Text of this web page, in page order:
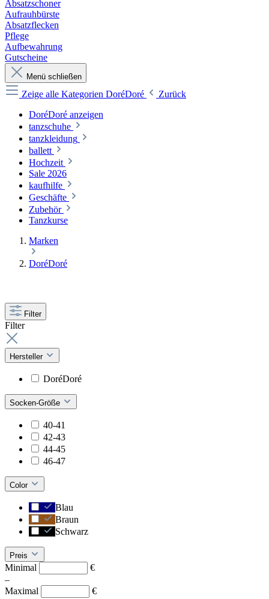
Absatzschoner
Aufrauhbürste
Absatzflecken
Pflege
Aufbewahrung
Gutscheine
Menü schließen
Zeige alle Kategorien DoréDoré
Zurück
DoréDoré anzeigen
tanzschuhe
tanzkleidung
ballett
Hochzeit
Sale 2026
kaufhilfe
Geschäfte
Zubehör
Tanzkurse
Marken
DoréDoré
Filter
Filter
Hersteller
DoréDoré
Socken-Größe
40-41
42-43
44-45
46-47
Color
Blau
Braun
Schwarz
Preis
Minimal
€
–
Maximal
€